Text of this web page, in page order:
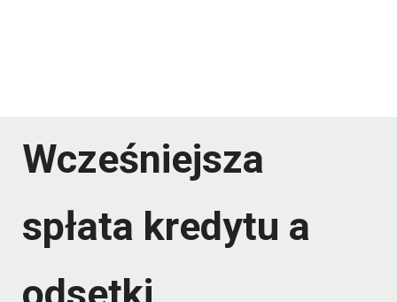
Wcześniejsza
spłata kredytu a